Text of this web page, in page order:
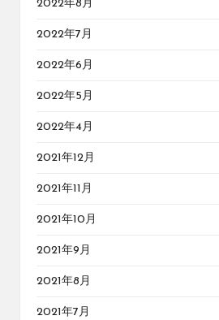
2022年8月
2022年7月
2022年6月
2022年5月
2022年4月
2021年12月
2021年11月
2021年10月
2021年9月
2021年8月
2021年7月